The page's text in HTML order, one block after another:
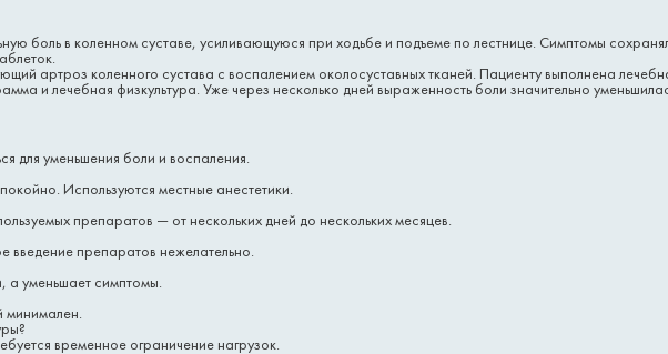
боль в коленном суставе, усиливающуюся при ходьбе и подъеме по лестнице. Симптомы
артроз коленного сустава с воспалением околосуставных тканей. Пациенту выполнена
и лечебная физкультура. Уже через несколько дней выраженность боли значительно
для уменьшения боли и воспаления.
Используются местные анестетики.
препаратов — от нескольких дней до нескольких месяцев.
введение препаратов нежелательно.
а уменьшает симптомы.
минимален.
временное ограничение нагрузок.